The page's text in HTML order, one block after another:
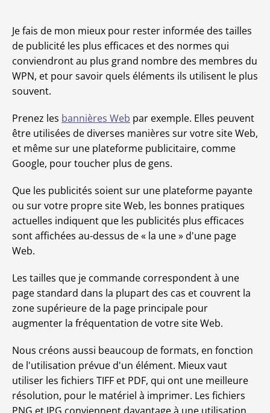
Je fais de mon mieux pour rester informée des tailles
de publicité les plus efficaces et des normes qui
conviendront au plus grand nombre des membres du
WPN, et pour savoir quels éléments ils utilisent le plus
souvent.
Prenez les bannières Web par exemple. Elles peuvent
être utilisées de diverses manières sur votre site Web,
et même sur une plateforme publicitaire, comme
Google, pour toucher plus de gens.
Que les publicités soient sur une plateforme payante
ou sur votre propre site Web, les bonnes pratiques
actuelles indiquent que les publicités plus efficaces
sont affichées au-dessus de « la une » d'une page
Web.
Les tailles que je commande correspondent à une
page standard dans la plupart des cas et couvrent la
zone supérieure de la page principale pour
augmenter la fréquentation de votre site Web.
Nous créons aussi beaucoup de formats, en fonction
de l'utilisation prévue d'un élément. Mieux vaut
utiliser les fichiers TIFF et PDF, qui ont une meilleure
résolution, pour le matériel à imprimer. Les fichiers